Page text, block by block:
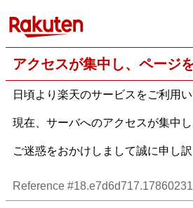
アクセスが集中し、ページ
日頃より楽天のサービスをご利用
現在、サーバへのアクセスが集中
ご迷惑をおかけしまして誠に申し
Reference